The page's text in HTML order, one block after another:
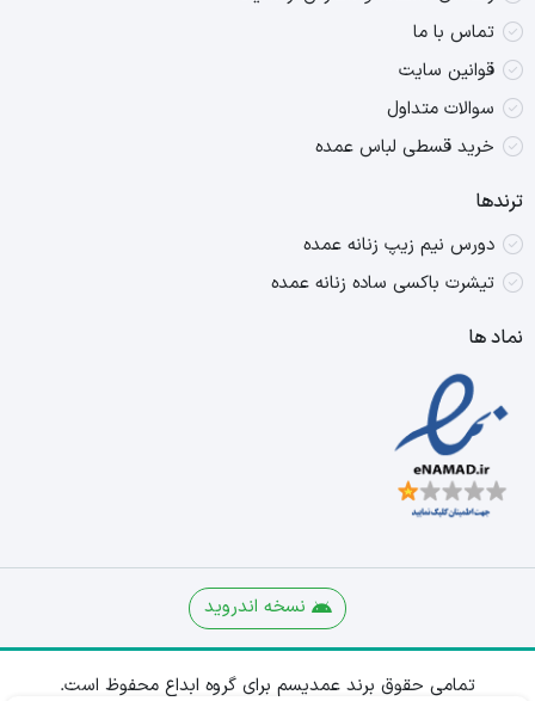
تماس با ما
قوانین سایت
سوالات متداول
خرید قسطی لباس عمده
ترندها
دورس نیم زیپ زنانه عمده
تیشرت باکسی ساده زنانه عمده
نماد ها
نسخه اندروید
تمامی حقوق برند عمدیسم برای گروه ابداع محفوظ است.